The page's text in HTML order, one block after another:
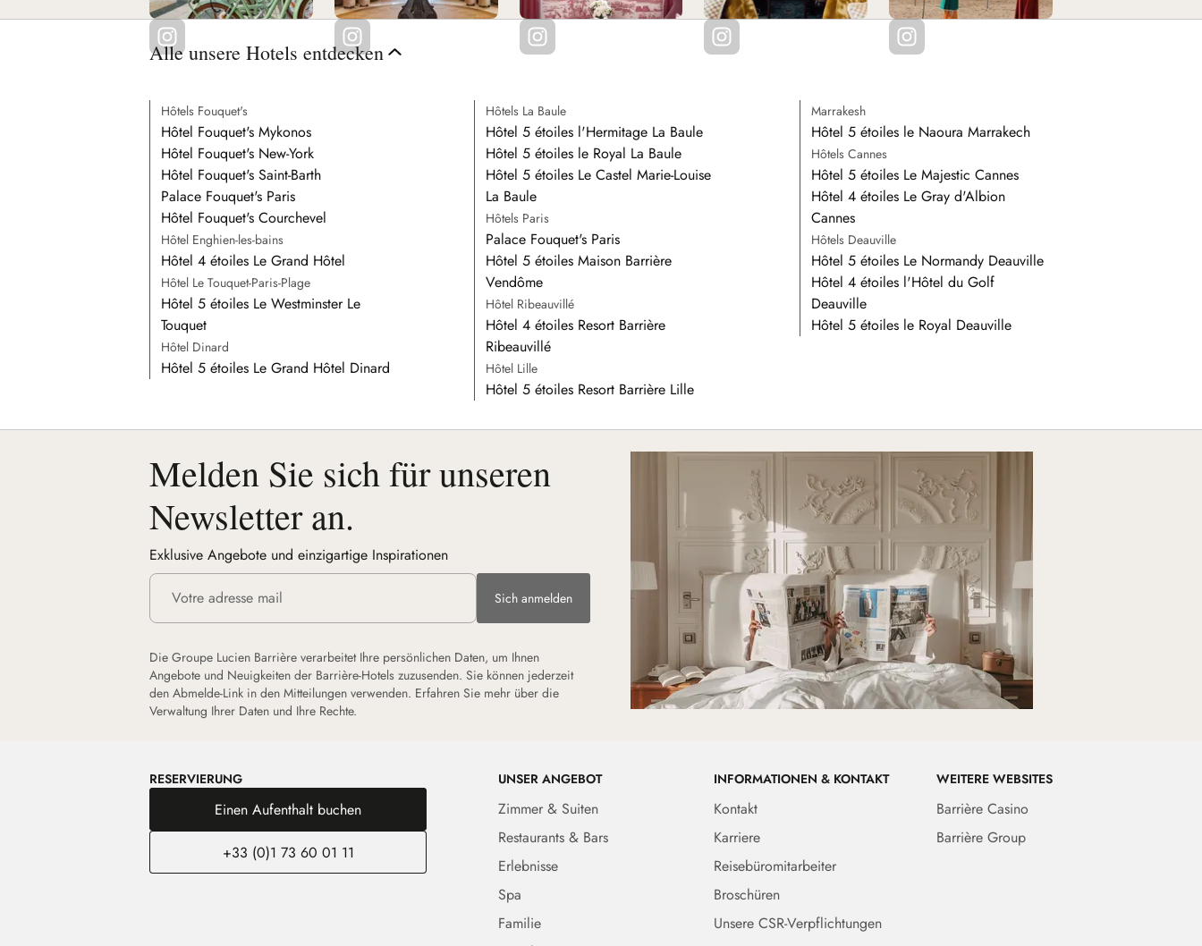
Alle unsere Hotels entdecken
Hôtels Fouquet's
Hôtel Fouquet's Mykonos
Hôtel Fouquet's New-York
Hôtel Fouquet's Saint-Barth
Palace Fouquet's Paris
Hôtel Fouquet's Courchevel
Hôtel Enghien-les-bains
Hôtel 4 étoiles Le Grand Hôtel
Hôtel Le Touquet-Paris-Plage
Hôtel 5 étoiles Le Westminster Le
Touquet
Hôtel Dinard
Hôtel 5 étoiles Le Grand Hôtel Dinard
Hôtels La Baule
Hôtel 5 étoiles l'Hermitage La Baule
Hôtel 5 étoiles le Royal La Baule
Hôtel 5 étoiles Le Castel Marie-Louise
La Baule
Hôtels Paris
Palace Fouquet's Paris
Hôtel 5 étoiles Maison Barrière
Vendôme
Hôtel Ribeauvillé
Hôtel 4 étoiles Resort Barrière
Ribeauvillé
Hôtel Lille
Hôtel 5 étoiles Resort Barrière Lille
Marrakesh
Hôtel 5 étoiles le Naoura Marrakech
Hôtels Cannes
Hôtel 5 étoiles Le Majestic Cannes
Hôtel 4 étoiles Le Gray d'Albion
Cannes
Hôtels Deauville
Hôtel 5 étoiles Le Normandy Deauville
Hôtel 4 étoiles l'Hôtel du Golf
Deauville
Hôtel 5 étoiles le Royal Deauville
Melden Sie sich für unseren
Newsletter an.
Exklusive Angebote und einzigartige Inspirationen
Sich anmelden
Die Groupe Lucien Barrière verarbeitet Ihre persönlichen Daten, um Ihnen
Angebote und Neuigkeiten der Barrière-Hotels zuzusenden. Sie können jederzeit
den Abmelde-Link in den Mitteilungen verwenden. Erfahren Sie mehr über die
Verwaltung Ihrer Daten und Ihre Rechte.
RESERVIERUNG
Einen Aufenthalt buchen
+33 (0)1 73 60 01 11
UNSER ANGEBOT
Zimmer & Suiten
Restaurants & Bars
Erlebnisse
Spa
Familie
INFORMATIONEN & KONTAKT
Kontakt
Karriere
Reisebüromitarbeiter
Broschüren
Unsere CSR-Verpflichtungen
WEITERE WEBSITES
Barrière Casino
Barrière Group